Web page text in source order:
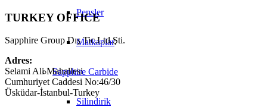
Pensler
Matkaplar
Sapphire Carbide
Silindirik
TURKEY OFFICE
Sapphire Group Dış Tic.Ltd.Şti.
Adres:
Selami Ali Mahallesi
Cumhuriyet Caddesi No:46/30
Üsküdar-İstanbul-Turkey